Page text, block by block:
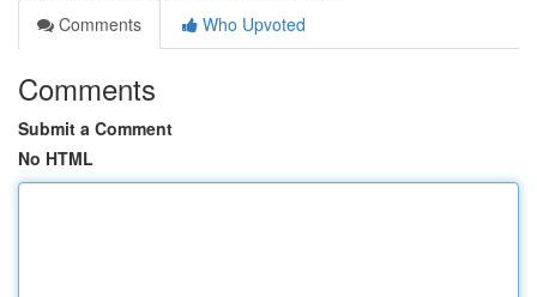
Comments
Who Upvoted
Comments
Submit a Comment
No HTML